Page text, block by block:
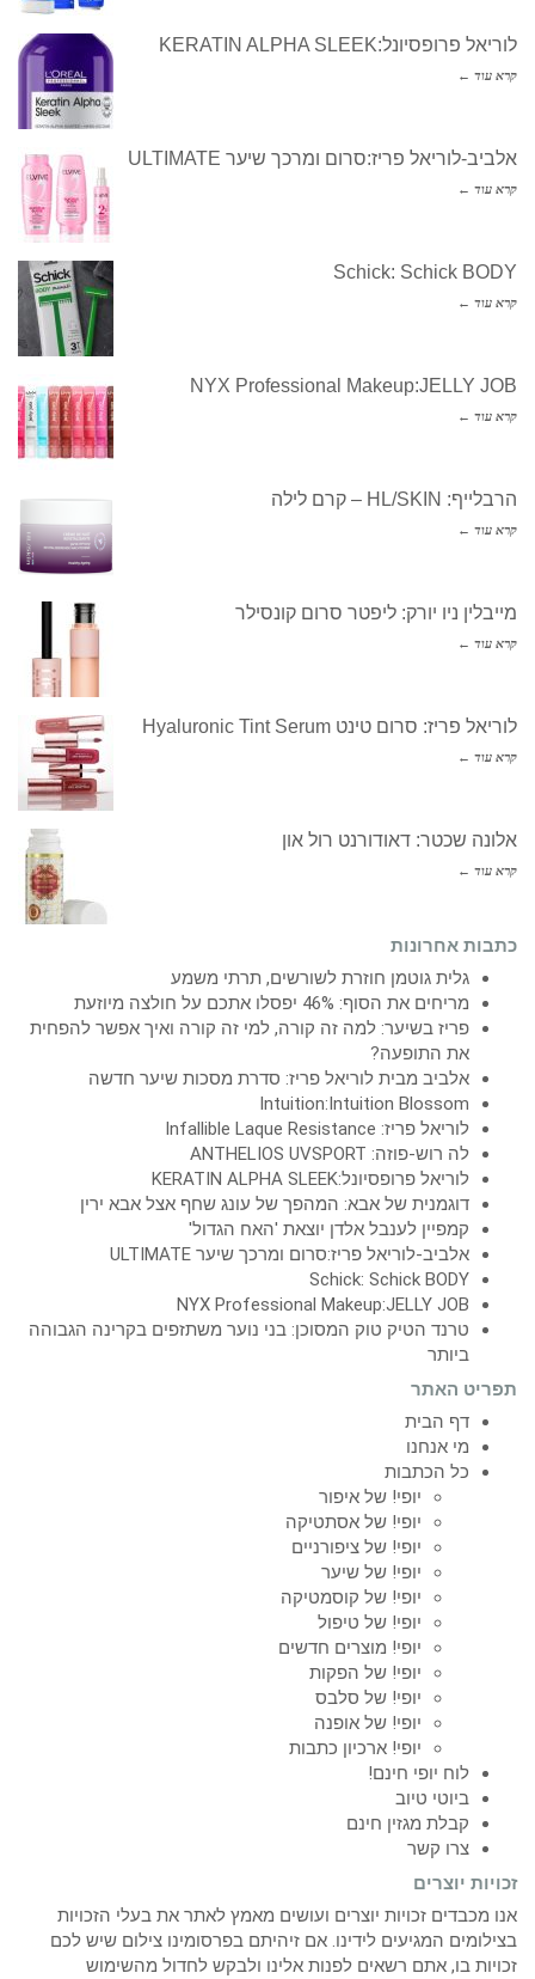
לוריאל פרופסיונל:KERATIN ALPHA SLEEK
קרא עוד ←
אלביב-לוריאל פריז:סרום ומרכך שיער ULTIMATE
קרא עוד ←
Schick: Schick BODY
קרא עוד ←
NYX Professional Makeup:JELLY JOB
קרא עוד ←
הרבלייף: HL/SKIN – קרם לילה
קרא עוד ←
מייבלין ניו יורק: ליפטר סרום קונסילר
קרא עוד ←
לוריאל פריז: סרום טינט Hyaluronic Tint Serum
קרא עוד ←
אלונה שכטר: דאודורנט רול און
קרא עוד ←
כתבות אחרונות
גלית גוטמן חוזרת לשורשים, תרתי משמע
מריחים את הסוף: 46% יפסלו אתכם על חולצה מיוזעת
פריז בשיער: למה זה קורה, למי זה קורה ואיך אפשר להפחית
את התופעה?
אלביב מבית לוריאל פריז: סדרת מסכות שיער חדשה
Intuition:Intuition Blossom
לוריאל פריז: Infallible Laque Resistance
לה רוש-פוזה: ANTHELIOS UVSPORT
לוריאל פרופסיונל:KERATIN ALPHA SLEEK
דוגמנית של אבא: המהפך של עונג שחף אצל אבא ירין
קמפיין לענבל אלדן יוצאת 'האח הגדול'
אלביב-לוריאל פריז:סרום ומרכך שיער ULTIMATE
Schick: Schick BODY
NYX Professional Makeup:JELLY JOB
טרנד הטיק טוק המסוכן: בני נוער משתזפים בקרינה הגבוהה
ביותר
תפריט האתר
דף הבית
מי אנחנו
כל הכתבות
יופי! של איפור
יופי! של אסתטיקה
יופי! של ציפורניים
יופי! של שיער
יופי! של קוסמטיקה
יופי! של טיפול
יופי! מוצרים חדשים
יופי! של הפקות
יופי! של סלבס
יופי! של אופנה
יופי! ארכיון כתבות
לוח יופי חינם!
ביוטי טיוב
קבלת מגזין חינם
צרו קשר
זכויות יוצרים
אנו מכבדים זכויות יוצרים ועושים מאמץ לאתר את בעלי הזכויות
בצילומים המגיעים לידינו. אם זיהיתם בפרסומינו צילום שיש לכם
זכויות בו, אתם רשאים לפנות אלינו ולבקש לחדול מהשימוש